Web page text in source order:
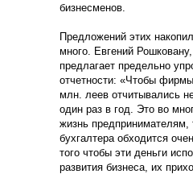
бизнесменов.
Предложений этих
много. Евгений
предлагает предельно
отчетности: «Чтобы
млн. леев отчитывались
один раз в год. Это во
жизнь предпринимателям,
бухгалтера обходится
того чтобы эти деньги
развития бизнеса, их